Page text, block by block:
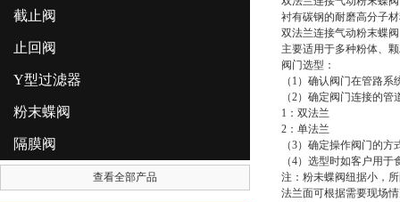
截止阀
止回阀
Y型过滤器
粉末蝶阀
隔膜阀
查看全部产品
衬有碳钢的耐磨高分子
双法兰连接气动粉末蝶
主要适用于多种粉体、
阀门选型：
（1）确认阀门在管路
（2）确定阀门连接的
1：双法兰
2：单法兰
（3）确定操作阀门的
（4）选型时如客户用
注：粉未蝶阀纽据小，
法兰面可根据需要现场